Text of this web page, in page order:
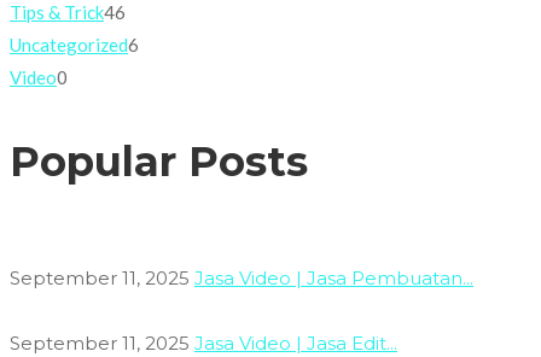
Tips & Trick46
Uncategorized6
Video0
Popular Posts
September 11, 2025 Jasa Video | Jasa Pembuatan...
September 11, 2025 Jasa Video | Jasa Edit...